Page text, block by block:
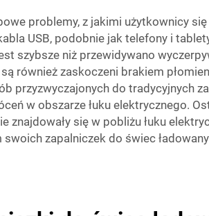
problemy, z jakimi użytkownicy
USB, podobnie jak telefony i
szybsze niż przewidywano
również zaskoczeni brakiem
przyzwyczajonych do tradycyjnych
w obszarze łuku elektrycznego.
się w pobliżu łuku
zapalniczek do świec